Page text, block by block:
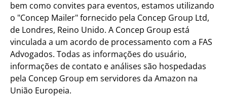
bem como convites para eventos, estamos utilizando
o "Concep Mailer" fornecido pela Concep Group Ltd,
de Londres, Reino Unido. A Concep Group está
vinculada a um acordo de processamento com a FAS
Advogados. Todas as informações do usuário,
informações de contato e análises são hospedadas
pela Concep Group em servidores da Amazon na
União Europeia.